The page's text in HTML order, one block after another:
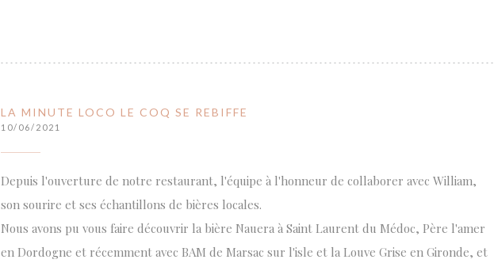
LA MINUTE LOCO LE COQ SE REBIFFE
10/06/2021
Depuis l'ouverture de notre restaurant, l'équipe à l'honneur de collaborer avec William,
son sourire et ses échantillons de bières locales.
Nous avons pu vous faire découvrir la bière Nauera à Saint Laurent du Médoc, Père l'amer
en Dordogne et récemment avec BAM de Marsac sur l'isle et la Louve Grise en Gironde, et